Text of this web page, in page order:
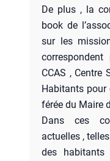
De plus , la
book de
sur les
cor­res­pondent
CCAS , Centre
Habi­tants
fé­rée du Maire
Dans ces
actuelles ,
des